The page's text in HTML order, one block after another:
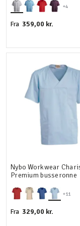
+4
Fra 359,00 kr.
+11
Nybo Workwear
Premium busseronne
Fra 329,00 kr.